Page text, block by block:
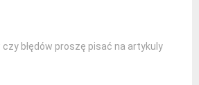
błędów proszę pisać na artykuly